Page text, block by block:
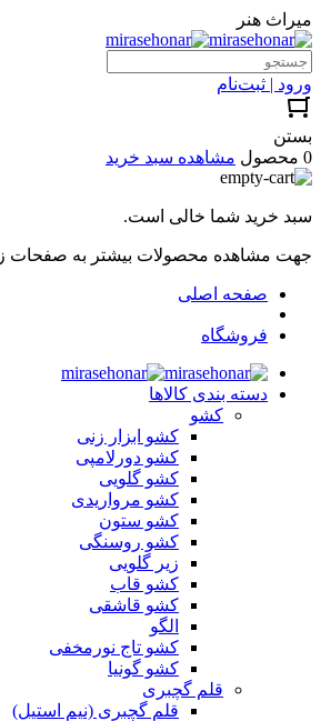
میراث هنر
ورود | ثبت‌نام
بستن
0 محصول
مشاهده سبد خرید
سبد خرید شما خالی است.
جهت مشاهده محصولات بیشتر به صفحات
صفحه اصلی
فروشگاه
دسته بندی کالاها
کشو
کشو ابزار زنی
کشو دورلامپی
کشو گلویی
کشو مرواریدی
کشو ستون
کشو روسنگی
زیر گلویی
کشو قاب
کشو قاشقی
الگو
کشو تاج نورمخفی
کشو گونیا
قلم گچبری
قلم گچبری (نیم استیل)